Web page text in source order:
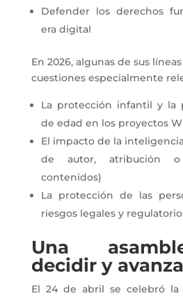
Defender los derechos
era digital
En 2026, algunas de sus
cuestiones especialmente
La protección infantil y la
de edad en los proyectos
El impacto de la
de autor, atribución
contenidos)
La protección de las
riesgos legales y
Una
decidir y
El 24 de abril se celebró la